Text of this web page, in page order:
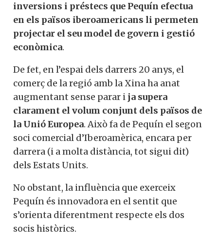
inversions i préstecs que Pequín efectua
en els països iberoamericans li permeten
projectar el seu model de govern i gestió
econòmica.
De fet, en l’espai dels darrers 20 anys, el
comerç de la regió amb la Xina ha anat
augmentant sense parar i ja supera
clarament el volum conjunt dels països de
la Unió Europea. Això fa de Pequín el segon
soci comercial d’Iberoamèrica, encara per
darrera (i a molta distància, tot sigui dit)
dels Estats Units.
No obstant, la influència que exerceix
Pequín és innovadora en el sentit que
s’orienta diferentment respecte els dos
socis històrics.